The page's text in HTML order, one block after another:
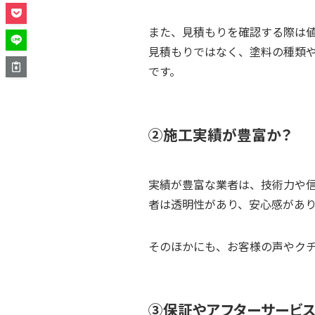
また、見積もりを確認する際は
見積もりではなく、塗料の種類
です。
②施工実績が豊富か？
実績が豊富な業者は、技術力や
者は透明性があり、安心感があ
そのほかにも、お客様の声やク
③保証やアフターサービ